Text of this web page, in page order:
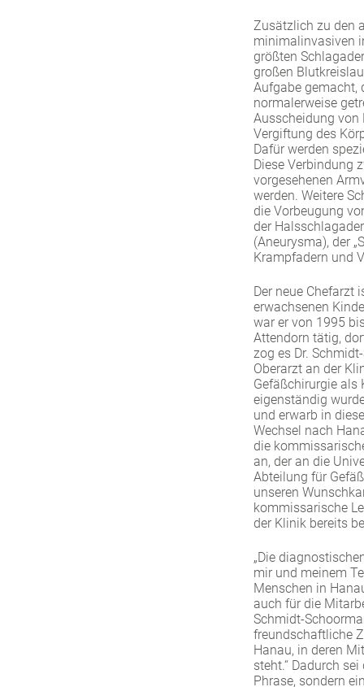
Zusätzlich zu den
minimalinvasiven
größten
großen
Aufgabe gemacht,
normalerweise
Ausscheidung von
Vergiftung des
Dafür werden
Diese Verbindung
vorgesehenen
werden. Weitere
die Vorbeugung
der
(Aneurysma), der
Krampfadern und
Der neue Chefarzt
erwachsenen
war er von 1995
Attendorn tätig,
zog es Dr.
Oberarzt an der
Gefäßchirurgie
eigenständig
und erwarb in
Wechsel nach
die
an, der an die
Abteilung für
unseren
kommissarische
der Klinik bereits
„Die
mir und meinem
Menschen in
auch für die
Schmidt-
freundschaftliche
Hanau, in deren
steht.“ Dadurch
Phrase, sondern